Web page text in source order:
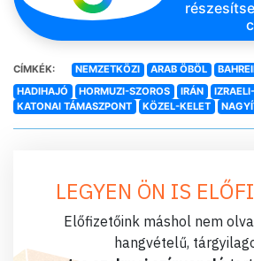
CÍMKÉK: NEMZETKÖZI ARAB ÖBÖL
HADIHAJÓ
HORMUZI-SZOROS IRÁN
KATONAI TÁMASZPONT
KÖZEL-KELET
LEGYEN ÖN IS
Előfizetőink máshol nem
hangvételű,